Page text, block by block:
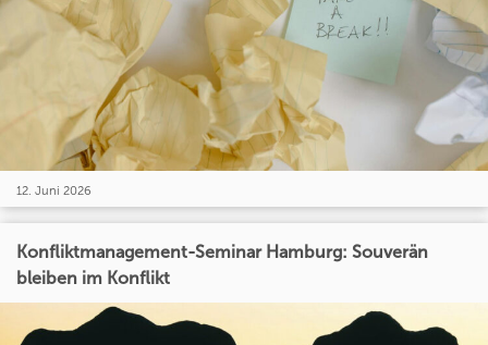
12. Juni 2026
Konfliktmanagement-Seminar Hamburg: Souverän
bleiben im Konflikt